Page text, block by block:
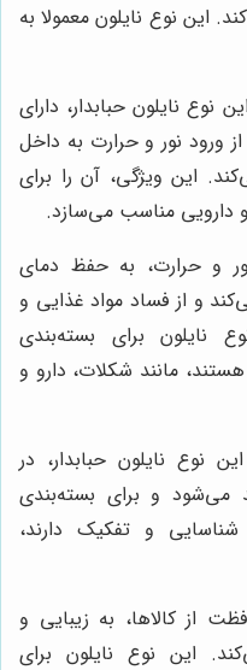
این نوع نایلون معمولا به
این نوع نایلون حبابدار، دارای
ورود نور و حرارت به داخل
این ویژگی، آن را برای
دارویی مناسب می‌سازد.
نور و حرارت، به حفظ دمای
و از فساد مواد غذایی و
نایلون برای بسته‌بندی
مانند شکلات، دارو و
این نوع نایلون حبابدار، در
می‌شود و برای بسته‌بندی
شناسایی و تفکیک دارند،
از کالاها، به زیبایی و
این نوع نایلون برای